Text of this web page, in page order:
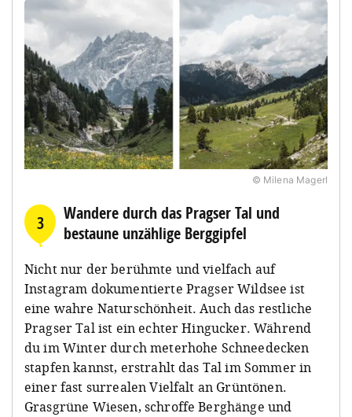
© Milena Magerl
3
Wandere durch das Pragser Tal und
bestaune unzählige Berggipfel
Nicht nur der berühmte und vielfach auf
Instagram dokumentierte Pragser Wildsee ist
eine wahre Naturschönheit. Auch das restliche
Pragser Tal ist ein echter Hingucker. Während
du im Winter durch meterhohe Schneedecken
stapfen kannst, erstrahlt das Tal im Sommer in
einer fast surrealen Vielfalt an Grüntönen.
Grasgrüne Wiesen, schroffe Berghänge und